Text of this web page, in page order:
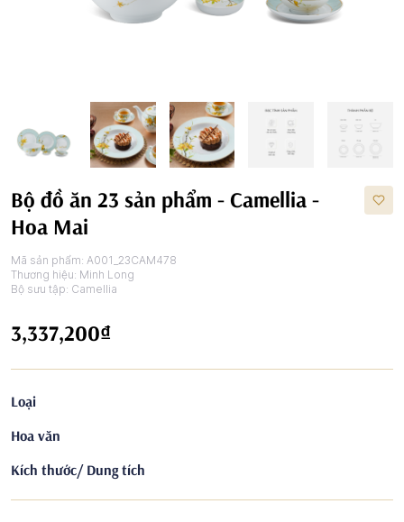
Bộ đồ ăn 23 sản phẩm - Camellia -
Hoa Mai
Mã sản phẩm: A001_23CAM478
Thương hiệu: Minh Long
Bộ sưu tập: Camellia
3,337,200₫
Loại
Hoa văn
Kích thước/ Dung tích